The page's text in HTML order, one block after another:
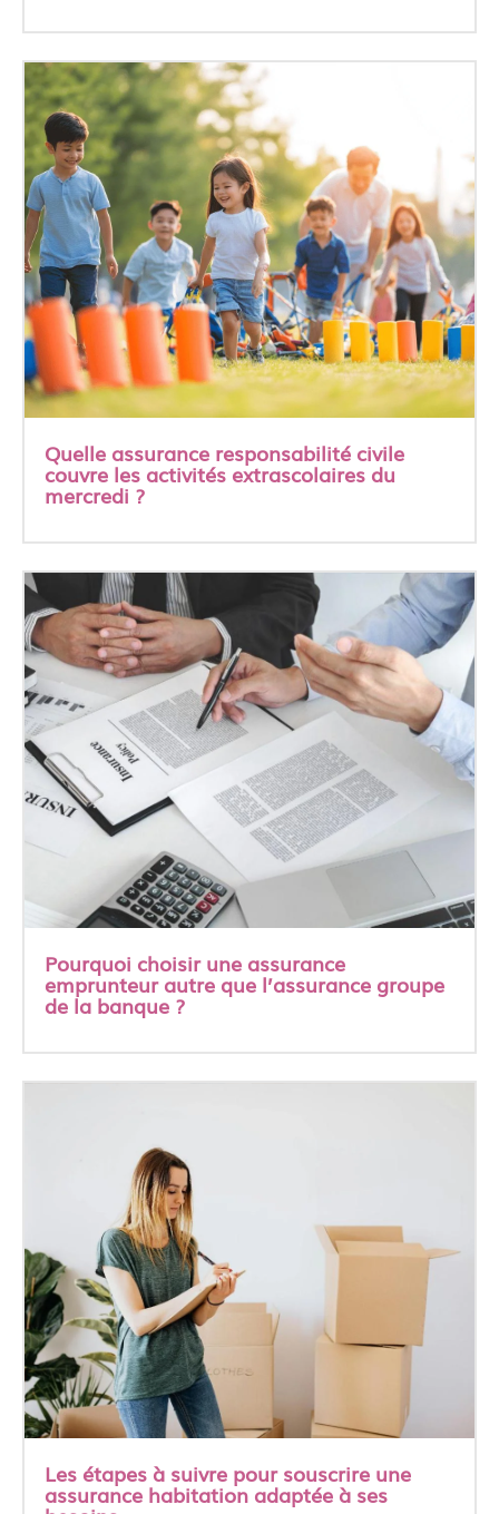
Quelle assurance responsabilité civile
couvre les activités extrascolaires du
mercredi ?
Pourquoi choisir une assurance
emprunteur autre que l’assurance groupe
de la banque ?
Les étapes à suivre pour souscrire une
assurance habitation adaptée à ses